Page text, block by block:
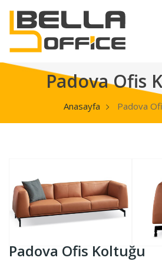
Padova Ofis
Anasayfa Padova
Padova Ofis Koltuğu